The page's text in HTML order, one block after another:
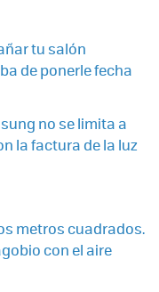
tu salón
de ponerle fecha
no se limita a
la factura de la luz
metros cuadrados.
con el aire